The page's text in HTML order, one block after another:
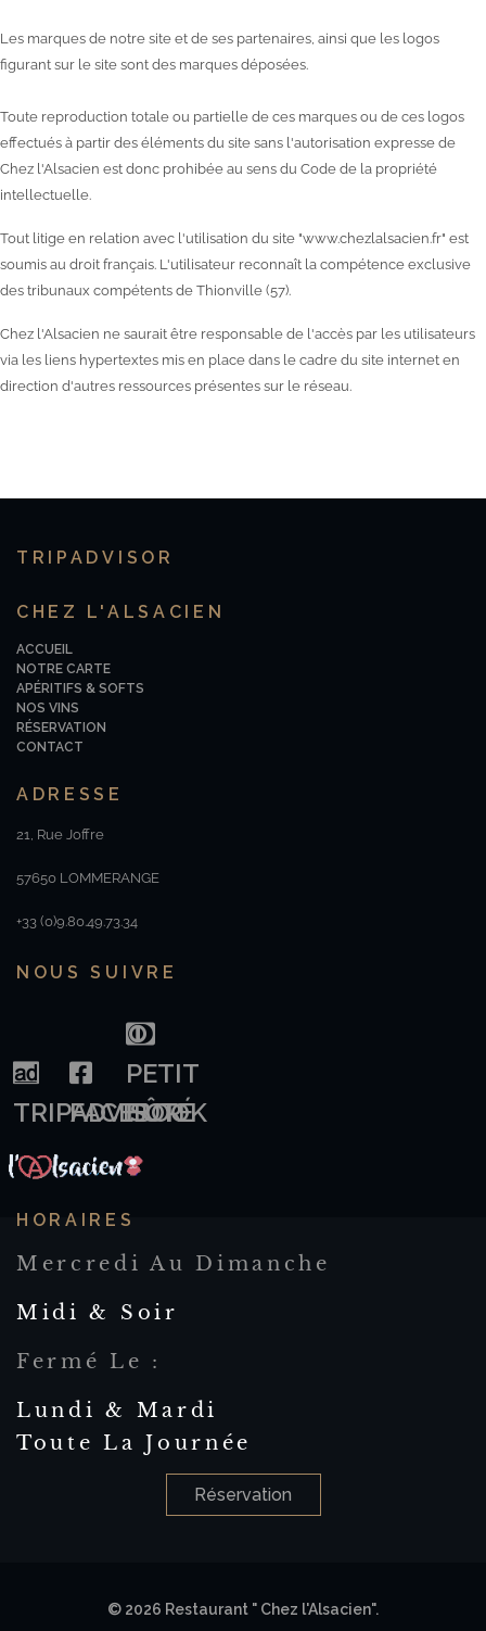
Les marques de notre site et de ses partenaires, ainsi que les logos
figurant sur le site sont des marques déposées.
Toute reproduction totale ou partielle de ces marques ou de ces logos
effectués à partir des éléments du site sans l'autorisation expresse de
Chez l'Alsacien est donc prohibée au sens du Code de la propriété
intellectuelle.
Tout litige en relation avec l'utilisation du site "www.chezlalsacien.fr" est
soumis au droit français. L'utilisateur reconnaît la compétence exclusive
des tribunaux compétents de Thionville (57).
Chez l'Alsacien ne saurait être responsable de l'accès par les utilisateurs
via les liens hypertextes mis en place dans le cadre du site internet en
direction d'autres ressources présentes sur le réseau.
TRIPADVISOR
CHEZ L'ALSACIEN
ACCUEIL
NOTRE CARTE
APÉRITIFS & SOFTS
NOS VINS
RÉSERVATION
CONTACT
ADRESSE
21, Rue Joffre
57650 LOMMERANGE
+33 (0)9.80.49.73.34
NOUS SUIVRE
TRIPADVISOR
FACEBOOK
PETIT
FÛTÉ
HORAIRES
Mercredi Au Dimanche
Midi & Soir
Fermé Le :
Lundi & Mardi
Toute La Journée
Réservation
© 2026 Restaurant " Chez l'Alsacien".